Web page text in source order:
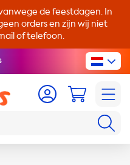
de feestdagen. In
orders en zijn wij niet
of telefoon.